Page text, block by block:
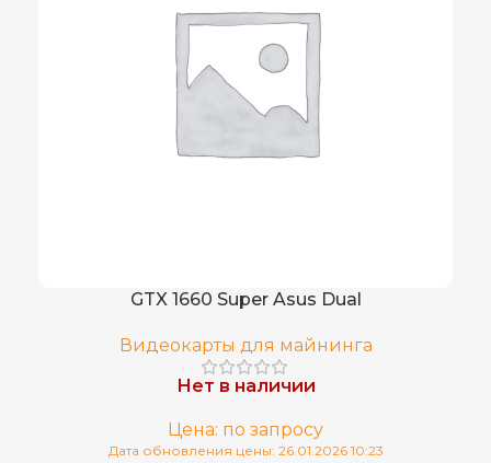
GTX 1660 Super Asus Dual
Видеокарты для майнинга
Нет в наличии
Цена: по запросу
Дата обновления цены: 26.01.2026 10:23